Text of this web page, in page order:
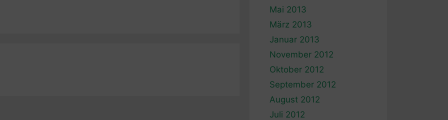
Mai 2013
März 2013
Januar 2013
November 2012
Oktober 2012
September 2012
August 2012
Juli 2012